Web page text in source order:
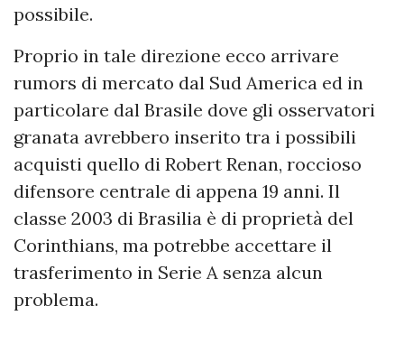
possibile.
Proprio in tale direzione ecco arrivare
rumors di mercato dal Sud America ed in
particolare dal Brasile dove gli osservatori
granata avrebbero inserito tra i possibili
acquisti quello di Robert Renan, roccioso
difensore centrale di appena 19 anni. Il
classe 2003 di Brasilia è di proprietà del
Corinthians, ma potrebbe accettare il
trasferimento in Serie A senza alcun
problema.